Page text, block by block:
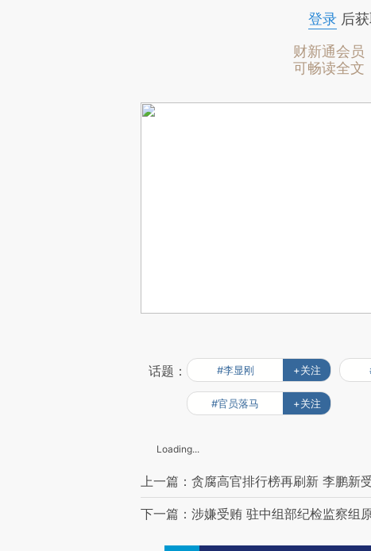
登录后获
财新通会员
可畅读全文
话题： #李显刚 +关注
#官员落马 +关注
Loading...
上一篇：贪腐高官排行榜再刷新 李鹏新
下一篇：涉嫌受贿 驻中组部纪检监察组